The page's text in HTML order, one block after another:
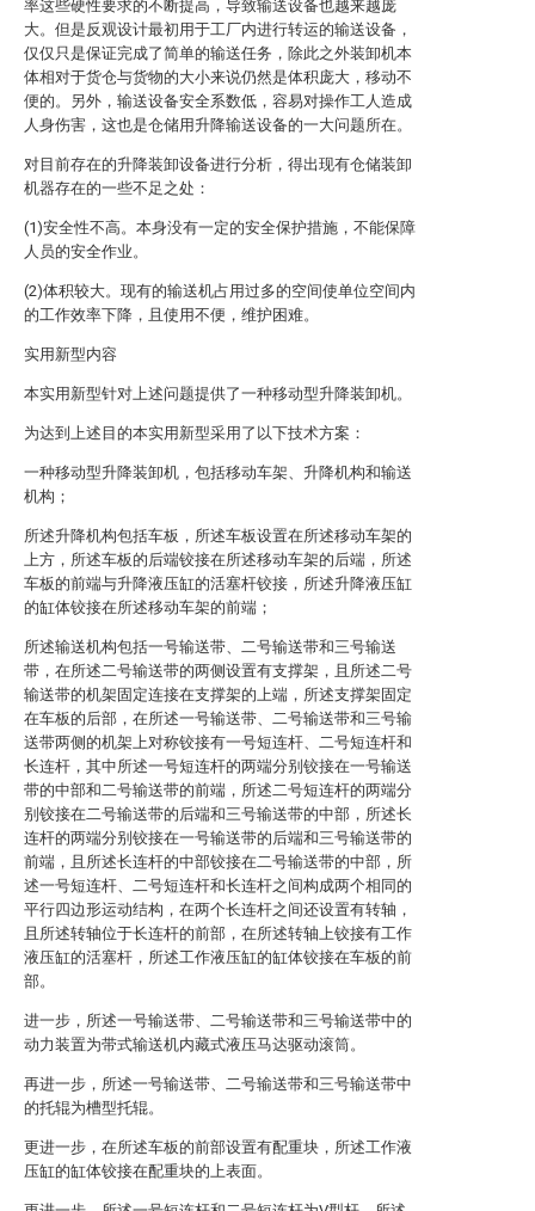
率这些硬性要求的不断提高，导致输送设备也越来越庞
大。但是反观设计最初用于工厂内进行转运的输送设备，
仅仅只是保证完成了简单的输送任务，除此之外装卸机本
体相对于货仓与货物的大小来说仍然是体积庞大，移动不
便的。另外，输送设备安全系数低，容易对操作工人造成
人身伤害，这也是仓储用升降输送设备的一大问题所在。
对目前存在的升降装卸设备进行分析，得出现有仓储装卸
机器存在的一些不足之处：
(1)安全性不高。本身没有一定的安全保护措施，不能保障
人员的安全作业。
(2)体积较大。现有的输送机占用过多的空间使单位空间内
的工作效率下降，且使用不便，维护困难。
实用新型内容
本实用新型针对上述问题提供了一种移动型升降装卸机。
为达到上述目的本实用新型采用了以下技术方案：
一种移动型升降装卸机，包括移动车架、升降机构和输送
机构；
所述升降机构包括车板，所述车板设置在所述移动车架的
上方，所述车板的后端铰接在所述移动车架的后端，所述
车板的前端与升降液压缸的活塞杆铰接，所述升降液压缸
的缸体铰接在所述移动车架的前端；
所述输送机构包括一号输送带、二号输送带和三号输送
带，在所述二号输送带的两侧设置有支撑架，且所述二号
输送带的机架固定连接在支撑架的上端，所述支撑架固定
在车板的后部，在所述一号输送带、二号输送带和三号输
送带两侧的机架上对称铰接有一号短连杆、二号短连杆和
长连杆，其中所述一号短连杆的两端分别铰接在一号输送
带的中部和二号输送带的前端，所述二号短连杆的两端分
别铰接在二号输送带的后端和三号输送带的中部，所述长
连杆的两端分别铰接在一号输送带的后端和三号输送带的
前端，且所述长连杆的中部铰接在二号输送带的中部，所
述一号短连杆、二号短连杆和长连杆之间构成两个相同的
平行四边形运动结构，在两个长连杆之间还设置有转轴，
且所述转轴位于长连杆的前部，在所述转轴上铰接有工作
液压缸的活塞杆，所述工作液压缸的缸体铰接在车板的前
部。
进一步，所述一号输送带、二号输送带和三号输送带中的
动力装置为带式输送机内藏式液压马达驱动滚筒。
再进一步，所述一号输送带、二号输送带和三号输送带中
的托辊为槽型托辊。
更进一步，在所述车板的前部设置有配重块，所述工作液
压缸的缸体铰接在配重块的上表面。